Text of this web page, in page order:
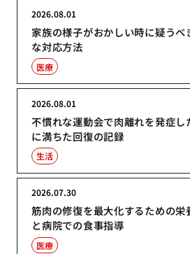
家族の様子がおかしい時に疑う
な対応方法
2026.08.01
医療
不慣れな運動会で肉離れを発症
に満ちた回復の記録
2026.08.01
生活
筋肉の修復を最大化するための栄
と病院での食事指導
2026.07.30
医療